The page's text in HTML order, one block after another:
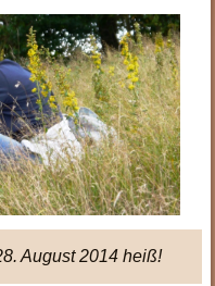
August 2014 heiß!